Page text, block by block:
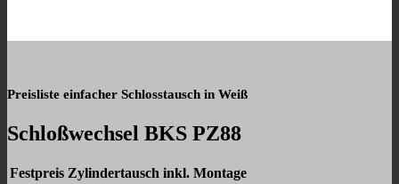
Preisliste einfacher Schlosstausch in Weiß
Schloßwechsel BKS PZ88
Festpreis Zylindertausch inkl. Montage